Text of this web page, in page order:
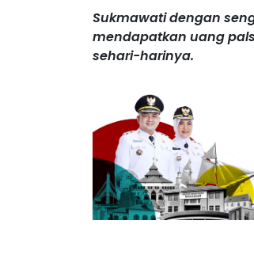
Sukmawati dengan
mendapatkan uang
sehari-harinya.